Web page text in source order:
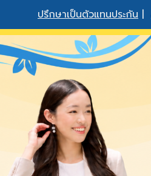
ปรึกษาเป็นตัวแทนประกัน |